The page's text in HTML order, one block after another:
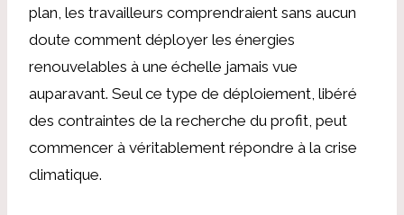
plan, les travailleurs comprendraient sans aucun
doute comment déployer les énergies
renouvelables à une échelle jamais vue
auparavant. Seul ce type de déploiement, libéré
des contraintes de la recherche du profit, peut
commencer à véritablement répondre à la crise
climatique.